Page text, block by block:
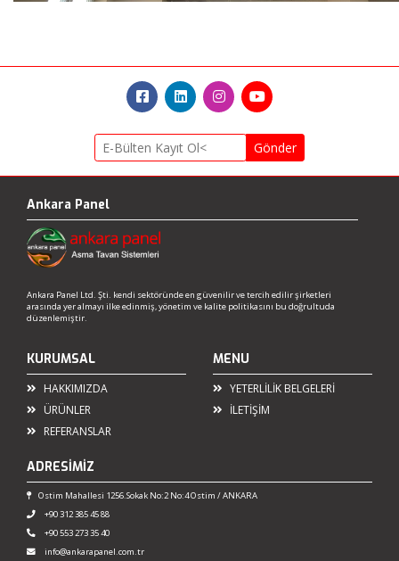
Gönder
Ankara Panel
Ankara Panel Ltd. Şti. kendi sektöründe en güvenilir ve tercih edilir şirketleri
arasında yer almayı ilke edinmiş, yönetim ve kalite politikasını bu doğrultuda
düzenlemiştir.
KURUMSAL
HAKKIMIZDA
ÜRÜNLER
REFERANSLAR
MENU
YETERLİLİK BELGELERİ
İLETİŞİM
ADRESİMİZ
Ostim Mahallesi 1256.Sokak No:2 No:4 Ostim / ANKARA
+90 312 385 45 88
+90 553 273 35 40
info@ankarapanel.com.tr